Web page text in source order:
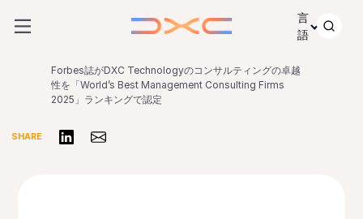
言
語
Forbes誌がDXC Technologyのコンサルティングの卓越
性を「World’s Best Management Consulting Firms
2025」ランキングで認定
SHARE リンクトインで共有する
Share via Email